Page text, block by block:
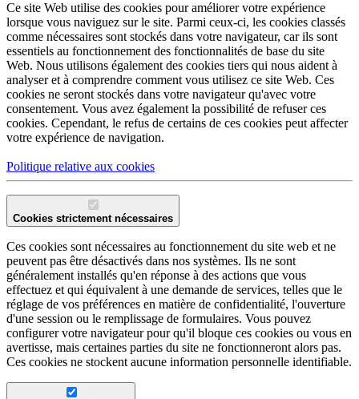
Ce site Web utilise des cookies pour améliorer votre expérience
lorsque vous naviguez sur le site. Parmi ceux-ci, les cookies classés
comme nécessaires sont stockés dans votre navigateur, car ils sont
essentiels au fonctionnement des fonctionnalités de base du site
Web. Nous utilisons également des cookies tiers qui nous aident à
analyser et à comprendre comment vous utilisez ce site Web. Ces
cookies ne seront stockés dans votre navigateur qu'avec votre
consentement. Vous avez également la possibilité de refuser ces
cookies. Cependant, le refus de certains de ces cookies peut affecter
votre expérience de navigation.
Politique relative aux cookies
Cookies strictement nécessaires
Ces cookies sont nécessaires au fonctionnement du site web et ne
peuvent pas être désactivés dans nos systèmes. Ils ne sont
généralement installés qu'en réponse à des actions que vous
effectuez et qui équivalent à une demande de services, telles que le
réglage de vos préférences en matière de confidentialité, l'ouverture
d'une session ou le remplissage de formulaires. Vous pouvez
configurer votre navigateur pour qu'il bloque ces cookies ou vous en
avertisse, mais certaines parties du site ne fonctionneront alors pas.
Ces cookies ne stockent aucune information personnelle identifiable.